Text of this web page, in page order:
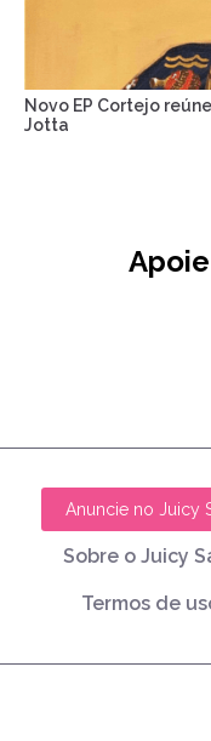
Novo EP Cortejo
Jotta
Anuncie no Juicy
Sobre o Juicy
Termos de